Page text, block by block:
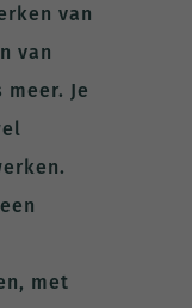
van
van
Je
met